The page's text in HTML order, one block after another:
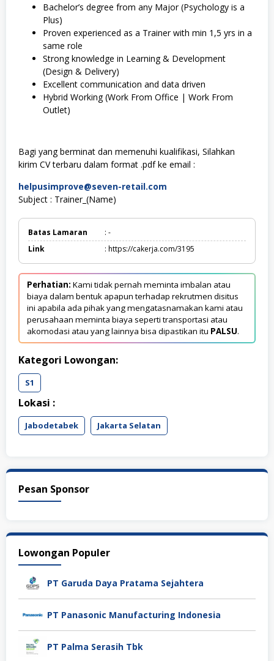
Bachelor’s degree from any Major (Psychology is a
Plus)
Proven experienced as a Trainer with min 1,5 yrs in a
same role
Strong knowledge in Learning & Development
(Design & Delivery)
Excellent communication and data driven
Hybrid Working (Work From Office | Work From
Outlet)
Bagi yang berminat dan memenuhi kualifikasi, Silahkan
kirim CV terbaru dalam format .pdf ke email :
helpusimprove@seven-retail.com
Subject : Trainer_(Name)
Batas Lamaran
: -
Link
: https://cakerja.com/3195
Perhatian: Kami tidak pernah meminta imbalan atau
biaya dalam bentuk apapun terhadap rekrutmen disitus
ini apabila ada pihak yang mengatasnamakan kami atau
perusahaan meminta biaya seperti transportasi atau
akomodasi atau yang lainnya bisa dipastikan itu PALSU.
Kategori Lowongan:
S1
Lokasi :
Jabodetabek Jakarta Selatan
Pesan Sponsor
Lowongan Populer
PT Garuda Daya Pratama Sejahtera
PT Panasonic Manufacturing Indonesia
PT Palma Serasih Tbk